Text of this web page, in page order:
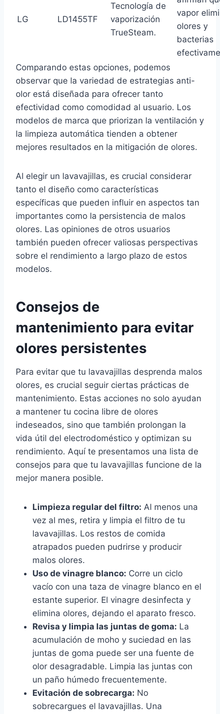
LG LD1455TF
Tecnología de
vaporización
TrueSteam.
vapor
olores y
bacterias
Comparando estas opciones, podemos
observar que la variedad de estrategias anti-
olor está diseñada para ofrecer tanto
efectividad como comodidad al usuario. Los
modelos de marca que priorizan la ventilación y
la limpieza automática tienden a obtener
mejores resultados en la mitigación de olores.
Al elegir un lavavajillas, es crucial considerar
tanto el diseño como características
específicas que pueden influir en aspectos tan
importantes como la persistencia de malos
olores. Las opiniones de otros usuarios
también pueden ofrecer valiosas perspectivas
sobre el rendimiento a largo plazo de estos
modelos.
Consejos de
mantenimiento para evitar
olores persistentes
Para evitar que tu lavavajillas desprenda malos
olores, es crucial seguir ciertas prácticas de
mantenimiento. Estas acciones no solo ayudan
a mantener tu cocina libre de olores
indeseados, sino que también prolongan la
vida útil del electrodoméstico y optimizan su
rendimiento. Aquí te presentamos una lista de
consejos para que tu lavavajillas funcione de la
mejor manera posible.
Limpieza regular del filtro: Al menos una
vez al mes, retira y limpia el filtro de tu
lavavajillas. Los restos de comida
atrapados pueden pudrirse y producir
malos olores.
Uso de vinagre blanco: Corre un ciclo
vacío con una taza de vinagre blanco en el
estante superior. El vinagre desinfecta y
elimina olores, dejando el aparato fresco.
Revisa y limpia las juntas de goma: La
acumulación de moho y suciedad en las
juntas de goma puede ser una fuente de
olor desagradable. Limpia las juntas con
un paño húmedo frecuentemente.
Evitación de sobrecarga: No
sobrecargues el lavavajillas. Una